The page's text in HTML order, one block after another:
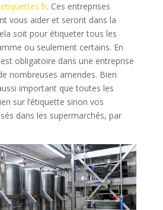
. Ces entreprises
vous aider et seront dans la
soit pour étiqueter tous les
ou seulement certains. En
obligatoire dans une entreprise
nombreuses amendes. Bien
important que toutes les
sur l’étiquette sinon vos
dans les supermarchés, par